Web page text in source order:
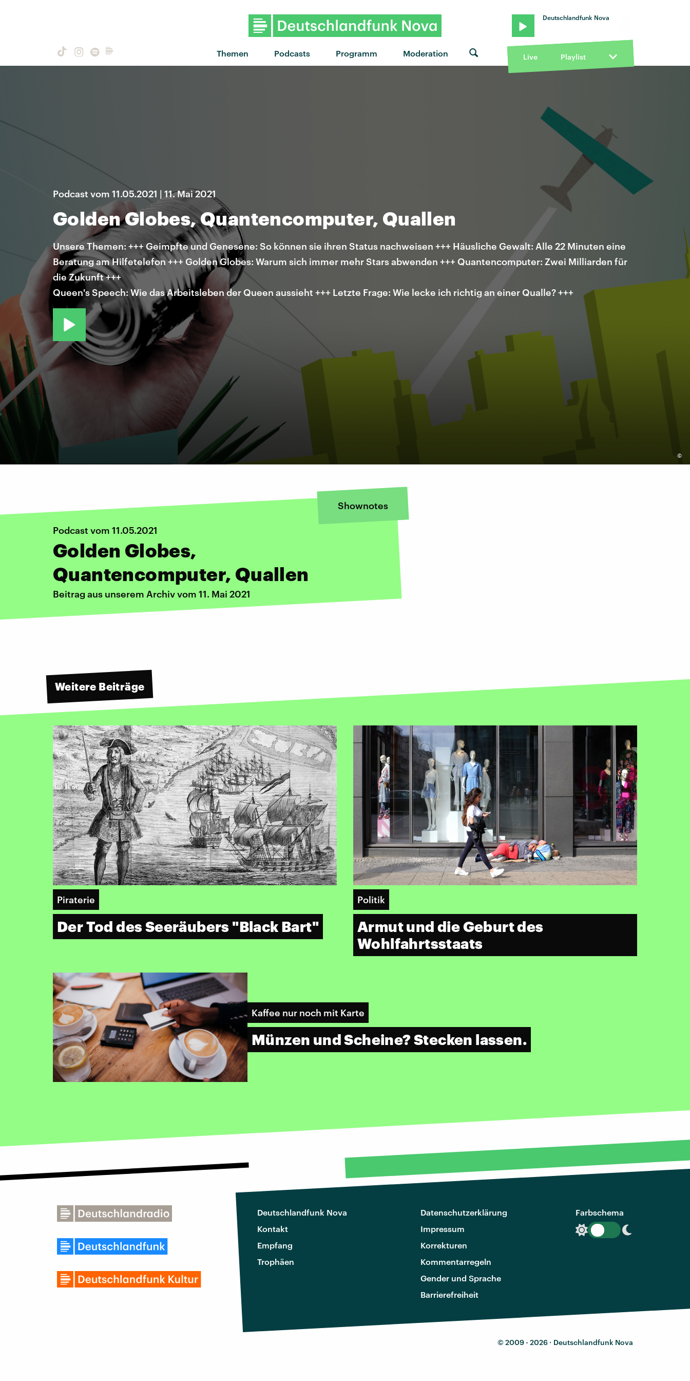
Themen Podcasts Programm Moderation
Deutschlandfunk Nova
Live Playlist
©
Podcast vom 11.05.2021 | 11. Mai 2021
Golden Globes, Quantencomputer, Quallen
Unsere Themen: +++ Geimpfte und Genesene: So können sie ihren Status nachweisen +++ Häusliche Gewalt: Alle 22 Minuten eine
Beratung am Hilfetelefon +++ Golden Globes: Warum sich immer mehr Stars abwenden +++ Quantencomputer: Zwei Milliarden für
die Zukunft +++
Queen's Speech: Wie das Arbeitsleben der Queen aussieht +++ Letzte Frage: Wie lecke ich richtig an einer Qualle? +++
Shownotes
Podcast vom 11.05.2021
Golden Globes,
Quantencomputer, Quallen
Beitrag aus unserem Archiv vom 11. Mai 2021
Weitere Beiträge
Piraterie
Der Tod des Seeräubers "Black Bart"
Politik
Armut und die Geburt des
Wohlfahrtsstaats
Kaffee nur noch mit Karte
Münzen und Scheine? Stecken lassen.
Deutschlandfunk Nova
Kontakt
Empfang
Trophäen
Datenschutzerklärung
Impressum
Korrekturen
Kommentarregeln
Gender und Sprache
Barrierefreiheit
Farbschema
© 2009 - 2026 · Deutschlandfunk Nova